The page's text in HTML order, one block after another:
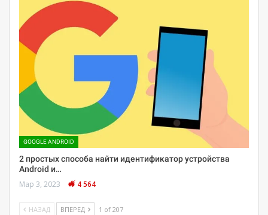
GOOGLE ANDROID
2 простых способа найти идентификатор устройства
Android и…
Мар 3, 2023 4 564
НАЗАД ВПЕРЕД 1 of 207